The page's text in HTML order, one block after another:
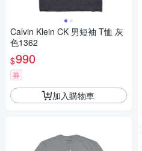
Calvin Klein CK 男短袖 T恤 灰
色1362
$990
券
加入購物車